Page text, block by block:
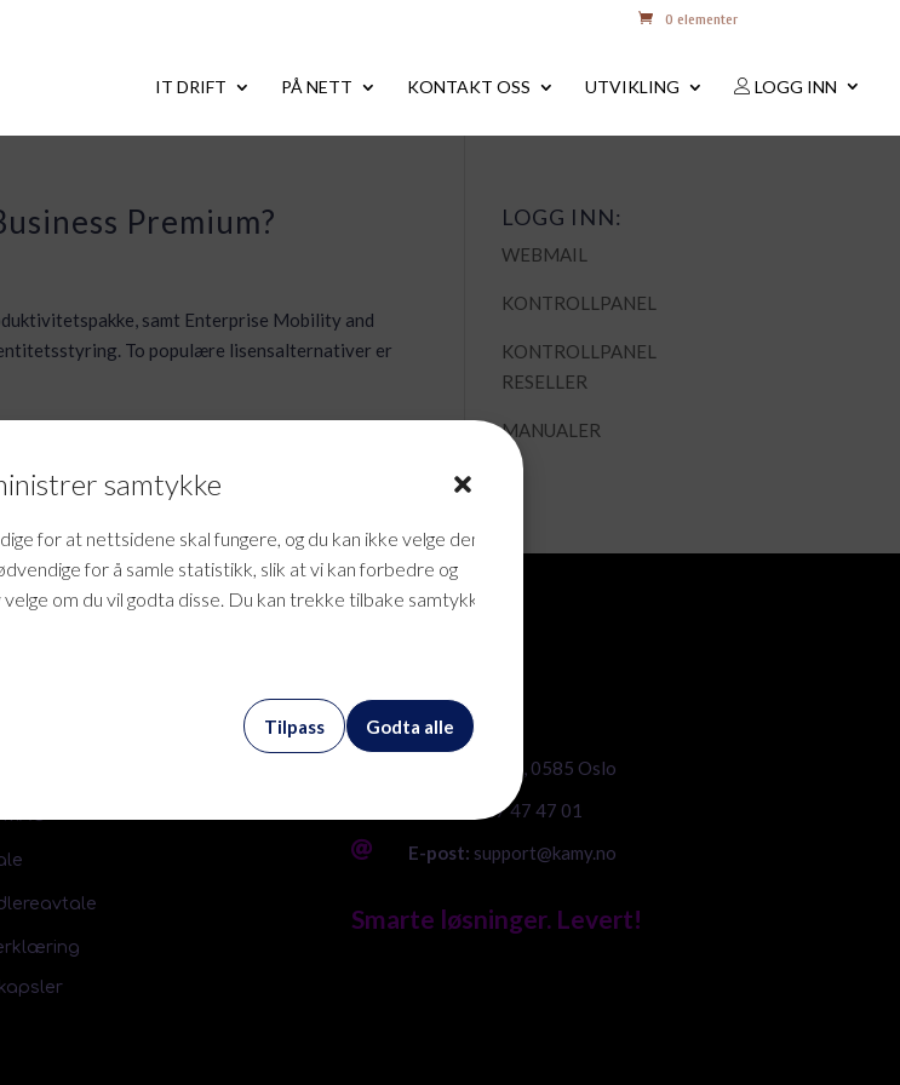
samtykke
for at nettsidene skal fungere, og du kan ikke velge dem
for å samle statistikk, slik at vi kan forbedre og
om du vil godta disse. Du kan trekke tilbake samtykke når
Godta alle
Tilpass
0 elementer
IT DRIFT PÅ NETT KONTAKT OSS UTVIKLING LOGG INN
Premium?
samt Enterprise Mobility and
To populære lisensalternativer er
LOGG INN:
WEBMAIL
KONTROLLPANEL
KONTROLLPANEL
RESELLER
MANUALER
Kontakt Oss
Leyrins gate 2, 0585 Oslo
47 47 47 01

E-post: support@kamy.no
Smarte løsninger. Levert!